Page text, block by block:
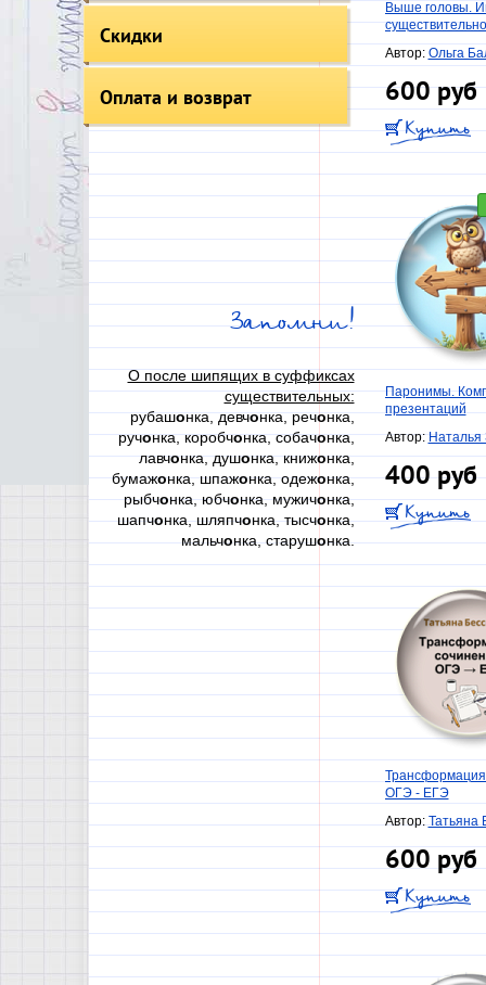
Скидки
Оплата и возврат
Запомни!
О после шипящих в суффиксах
существительных:
рубашонка, девчонка, речонка,
ручонка, коробчонка, собачонка,
лавчонка, душонка, книжонка,
бумажонка, шпажонка, одежонка,
рыбчонка, юбчонка, мужичонка,
шапчонка, шляпчонка, тысчонка,
мальчонка, старушонка.
Выше головы.
Автор: Ольга
600 руб
Паронимы.
презентаций
Автор: Наталья
400 руб
ОГЭ - ЕГЭ
Автор: Татьяна
600 руб